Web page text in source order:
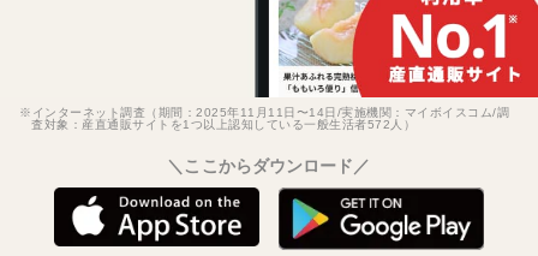
※インターネット調査（期間：2025年11月11日〜14日/実施機関：マイボイスコム/調
査対象：産直通販サイトを1つ以上認知している一般生活者572人）
＼ここからダウンロード／